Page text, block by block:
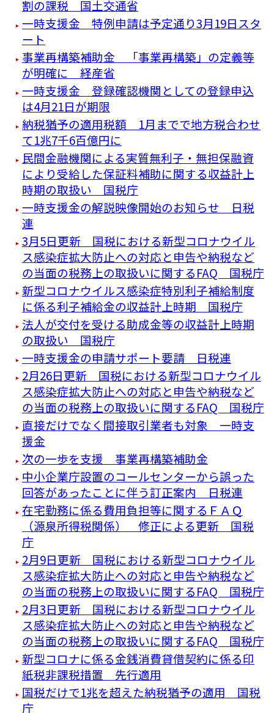
割の課税 国土交通省
一時支援金 特例申請は予定通り3月19日スタ
ート
事業再構築補助金 「事業再構築」の定義等
が明確に 経産省
一時支援金 登録確認機関としての登録申込
は4月21日が期限
納税猶予の適用税額 1月までで地方税合わせ
て1兆7千6百億円に
民間金融機関による実質無利子・無担保融資
により受給した保証料補助に関する収益計上
時期の取扱い 国税庁
一時支援金の解説映像開始のお知らせ 日税
連
3月5日更新 国税における新型コロナウイル
ス感染症拡大防止への対応と申告や納税など
の当面の税務上の取扱いに関するFAQ 国税庁
新型コロナウイルス感染症特別利子補給制度
に係る利子補給金の収益計上時期 国税庁
法人が交付を受ける助成金等の収益計上時期
の取扱い 国税庁
一時支援金の申請サポート要請 日税連
2月26日更新 国税における新型コロナウイル
ス感染症拡大防止への対応と申告や納税など
の当面の税務上の取扱いに関するFAQ 国税庁
直接だけでなく間接取引業者も対象 一時支
援金
次の一歩を支援 事業再構築補助金
中小企業庁設置のコールセンターから誤った
回答があったことに伴う訂正案内 日税連
在宅勤務に係る費用負担等に関するＦＡＱ
（源泉所得税関係） 修正による更新 国税
庁
2月9日更新 国税における新型コロナウイル
ス感染症拡大防止への対応と申告や納税など
の当面の税務上の取扱いに関するFAQ 国税庁
2月3日更新 国税における新型コロナウイル
ス感染症拡大防止への対応と申告や納税など
の当面の税務上の取扱いに関するFAQ 国税庁
新型コロナに係る金銭消費貸借契約に係る印
紙税非課税措置 先行適用
国税だけで1兆を超えた納税猶予の適用 国税
庁